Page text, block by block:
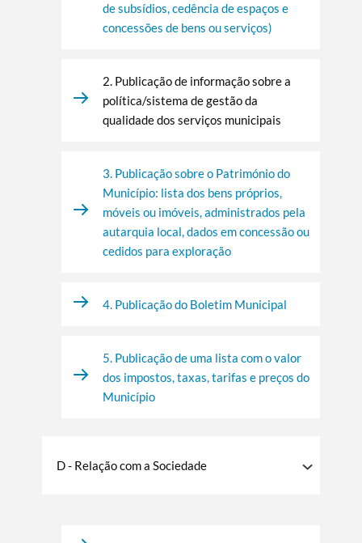
de subsídios, cedência de espaços e
concessões de bens ou serviços)
2. Publicação de informação sobre a
política/sistema de gestão da
qualidade dos serviços municipais
3. Publicação sobre o Património do
Município: lista dos bens próprios,
móveis ou imóveis, administrados pela
autarquia local, dados em concessão ou
cedidos para exploração
4. Publicação do Boletim Municipal
5. Publicação de uma lista com o valor
dos impostos, taxas, tarifas e preços do
Município
D - Relação com a Sociedade